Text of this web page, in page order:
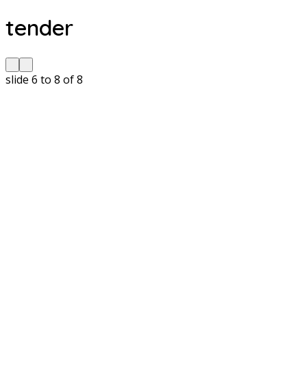
tender
slide 6 to 8 of 8